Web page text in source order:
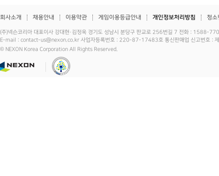
회사소개 채용안내 이용약관 게임이용등급안내 개인정보처리방침 청소
(주)넥슨코리아 대표이사 강대현·김정욱 경기도 성남시 분당구 판교로 256번길 7 전화 :
E-mail : contact-us@nexon.co.kr 사업자등록번호 : 220-87-17483호 통신판매업 신고번호 :
© NEXON Korea Corporation All Rights Reserved.